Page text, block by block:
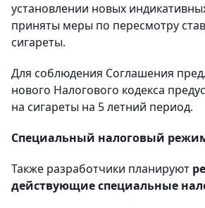
установлении новых
приняты меры по пересмотру
сигареты.
Для соблюдения Соглашения
нового Налогового кодекса
на сигареты на 5 летний период.
Специальный налоговый
Также разработчики планируют
действующие специальные